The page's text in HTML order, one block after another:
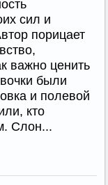
сил и
порицает
важно ценить
были
и полевой
кто
Слон...